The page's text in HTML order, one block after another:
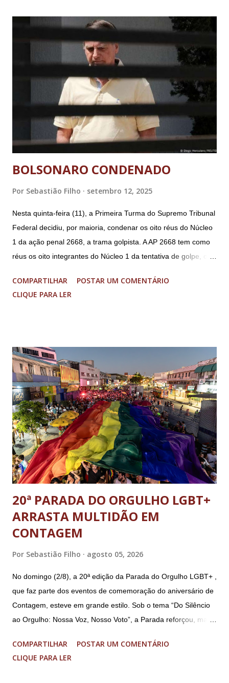
BOLSONARO CONDENADO
Por Sebastião Filho setembro 12, 2025
Nesta quinta-feira (11), a Primeira Turma do Supremo Tribunal
Federal decidiu, por maioria, condenar os oito réus do Núcleo
1 da ação penal 2668, a trama golpista. A AP 2668 tem como
réus os oito integrantes do Núcleo 1 da tentativa de golpe, ou
(PGR): o deputado federal Alexandre Ramagem, ex-diretor da
Agência Brasileira de Inteligência (Abin); o almirante Almir
Segurança Institucional (GSI); o tenente-coronel Mauro Cid,
ex-ajudante de ordens de Bolsonaro (réu-colaborador); o ex-
presidente da República Jair Bolsonaro; o general Paulo
Sérgio Nogueira, ex-ministro da Defesa; e o general da
reserva Walter Braga Netto, ex-ministro da Casa Civil e da
Defesa. A acusação envolveu os crimes de tentativa de
abolição violenta do Estado Democrático de Direito, golpe de
E...
COMPARTILHAR
POSTAR UM COMENTÁRIO
CLIQUE PARA LER
20ª PARADA DO ORGULHO LGBT+
ARRASTA MULTIDÃO EM
CONTAGEM
Por Sebastião Filho agosto 05, 2026
No domingo (2/8), a 20ª edição da Parada do Orgulho LGBT+ ,
que faz parte dos eventos de comemoração do aniversário de
Contagem, esteve em grande estilo. Sob o tema “Do Silêncio
ao Orgulho: Nossa Voz, Nosso Voto”, a Parada reforçou, mais
município. A concentração foi na Praça da Glória, que estava
preparada com um palco e contou com diversos shows,
COMPARTILHAR
POSTAR UM COMENTÁRIO
CLIQUE PARA LER